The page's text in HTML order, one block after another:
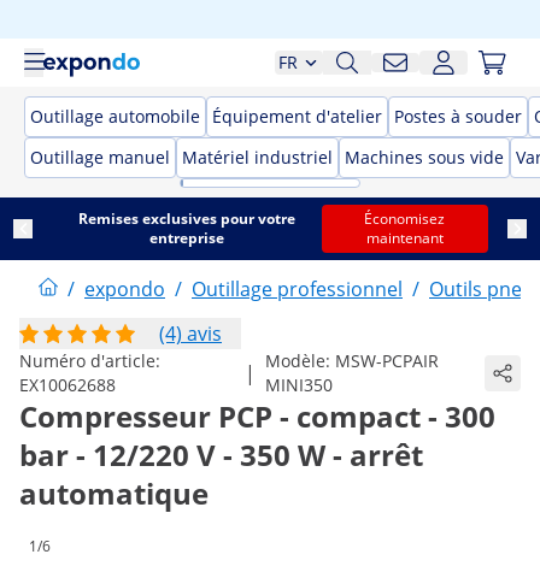
FR
Outillage automobile Équipement d'atelier Postes à souder
Outillage manuel
Matériel industriel Machines sous vide
Remises exclusives pour votre
entreprise
Économisez
maintenant
/ expondo / Outillage professionnel / Outils
(4) avis
Numéro d'article:
EX10062688
| Modèle: MSW-PCPAIR
MINI350
Compresseur PCP - compact - 300
bar - 12/220 V - 350 W - arrêt
automatique
1/6